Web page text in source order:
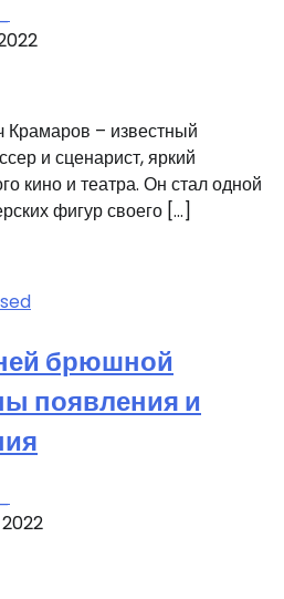
– известный
и сценарист, яркий
кино и театра. Он стал одной
фигур своего […]
брюшной
появления и